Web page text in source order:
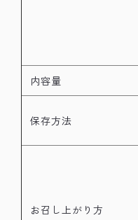
内容量
保存方法
お召し上がり方